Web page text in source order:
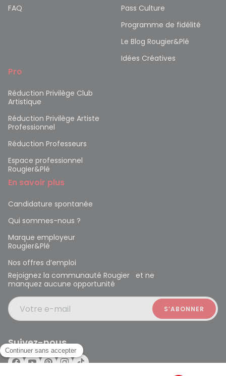
FAQ
Pass Culture
Programme de fidélité
Le Blog Rougier&Plé
Idées Créatives
Pro
Réduction Privilège Club
Artistique
Réduction Privilège Artiste
Professionnel
Réduction Professeurs
Espace professionnel
Rougier&Plé
En savoir plus
Candidature spontanée
Qui sommes-nous ?
Marque employeur
Rougier&Plé
Nos offres d’emploi
Rejoignez la communauté Rougier et ne
manquez aucune opportunité
Votre e-mail
Suivez-nous